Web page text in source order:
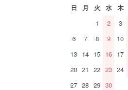
日 月 火 水 木
1
2 3
6
7 8 9 10
13 14 15 16 17
20 21 22 23 24
27 28 29 30